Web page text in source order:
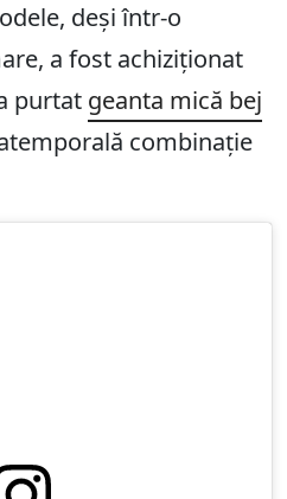
deși într-o
a fost achiziționat
purtat geanta mică bej
combinație